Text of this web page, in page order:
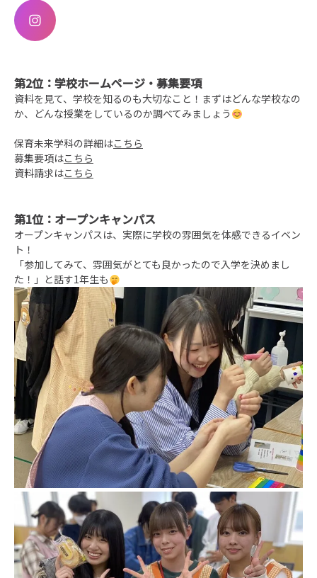
第2位：学校ホームページ・募集要項
資料を見て、学校を知るのも大切なこと！まずはどんな学校なの
か、どんな授業をしているのか調べてみましょう
保育未来学科の詳細はこちら
募集要項はこちら
資料請求はこちら
第1位：オープンキャンパス
オープンキャンパスは、実際に学校の雰囲気を体感できるイベン
ト！
「参加してみて、雰囲気がとても良かったので入学を決めまし
た！」と話す1年生も